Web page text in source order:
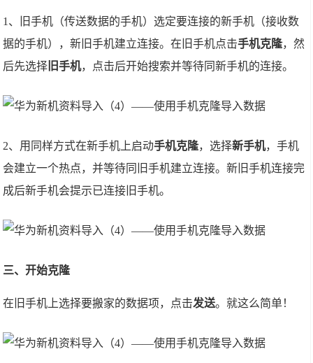
1、旧手机（传送数据的手机）选定要连接的新手机（接收数
据的手机），新旧手机建立连接。在旧手机点击手机克隆，然
后先选择 旧手机，点击后开始搜索并等待同新手机的连接。
2、用同样方式在新手机上启动手机克隆，选择新手机，手机
会建立一个热点，并等待同旧手机建立连接。新旧手机连接完
成后新手机会提示已连接旧手机。
三、开始克隆
在旧手机上选择要搬家的数据项，点击发送。就这么简单！